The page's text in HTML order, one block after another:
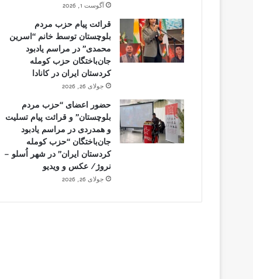
آگوست 1, 2026
قرائت پیام حزب مردم
بلوچستان توسط خانم “اسرین
محمدی” در مراسم یادبود
جان‌باختگان حزب کومله
کردستان ایران در کانادا
جولای 26, 2026
حضور اعضای “حزب مردم
بلوچستان” و قرائت پیام تسلیت
و همدردی در مراسم یادبود
جان‌باختگان “حزب کومله
کردستان ایران” در شهر اُسلو –
نروژ/ عکس و ویدیو
جولای 26, 2026